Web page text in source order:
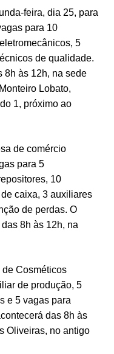
feira, dia 25, para
para 10
5
de qualidade.
8h às 12h, na sede
Lobato,
1, próximo ao
de comércio
para 5
10
caixa, 3 auxiliares
de perdas. O
8h às 12h, na
de Cosméticos
de produção, 5
e 5 vagas para
das 8h às
Oliveiras, no antigo